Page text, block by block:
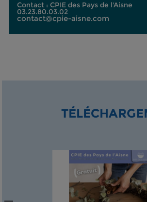
Contact : CPIE des Pays de l'Aisne
03.23.80.03.02
contact@cpie-aisne.com